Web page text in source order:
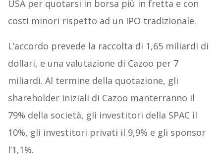
USA per quotarsi in borsa più in fretta e con
costi minori rispetto ad un IPO tradizionale.
L’accordo prevede la raccolta di 1,65 miliardi di
dollari, e una valutazione di Cazoo per 7
miliardi. Al termine della quotazione, gli
shareholder iniziali di Cazoo manterranno il
79% della società, gli investitori della SPAC il
10%, gli investitori privati il 9,9% e gli sponsor
l’1,1%.